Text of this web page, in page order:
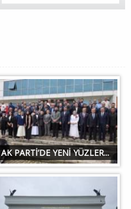
AK PARTİ’DE YENİ YÜZLER...